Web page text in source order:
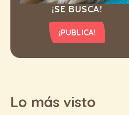
¡SE BUSCA!
¡PUBLICA!
Lo más visto